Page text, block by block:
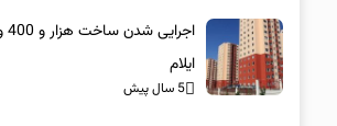
ایلام
5 سال پیش